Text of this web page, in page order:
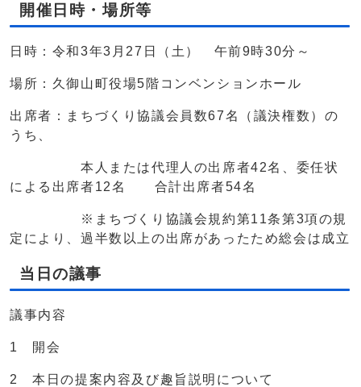
開催日時・場所等
日時：令和3年3月27日（土） 午前9時30分～
場所：久御山町役場5階コンベンションホール
出席者：まちづくり協議会員数67名（議決権数）の
うち、
本人または代理人の出席者42名、委任状
による出席者12名 合計出席者54名
※まちづくり協議会規約第11条第3項の規
定により、過半数以上の出席があったため総会は成立
当日の議事
議事内容
1 開会
2 本日の提案内容及び趣旨説明について